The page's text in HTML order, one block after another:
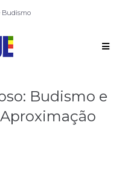
Budismo
Budismo e